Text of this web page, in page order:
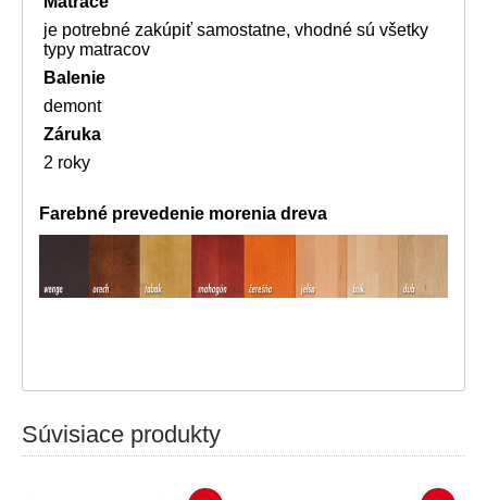
je potrebné zakúpiť samostatne, vhodné sú všetky
typy matracov
Balenie
demont
Záruka
2 roky
Farebné prevedenie morenia dreva
Súvisiace produkty